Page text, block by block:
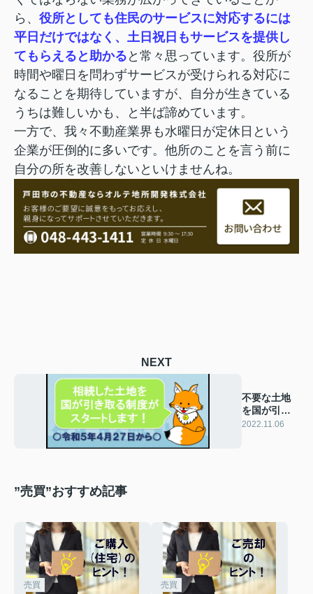
ら、 役所としても住民のサービスに対応するには
平日だけではなく、土日祝日もサービスを提供し
てもらえると助かる と常々思っています。役所が
時間や曜日を問わずサービスが受けられる対応に
なることを期待していますが、自分が生きている
うちは難しいかも、と半ば諦めています。
一方で、我々不動産業界も水曜日が定休日という
企業が圧倒的に多いです。他所のことを言う前に
自分の所を改善しないといけませんね。
NEXT
不要な土地
を国が引き
取ってくれ
2022.11.06
”売買”おすすめ記事
売買 売買